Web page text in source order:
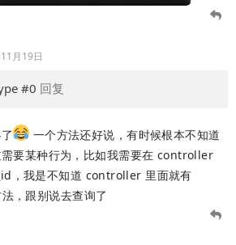
月19日
#0 回复
一个方法还好说，有时候根本不知道
需要某种行为，比如我需要在 controller
，我是不知道 controller 里面就有
，跟别说去查询了